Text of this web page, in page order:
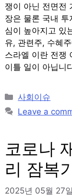
쟁이 아닌 전면전
장은 물론 국내
심이 높아지고 있
유, 관련주, 수혜
스라엘 이란 전쟁
이틀 일이 아닙니
Categories
사회이슈
Leave a
코로나
리 잠복
2025년 05월 27일